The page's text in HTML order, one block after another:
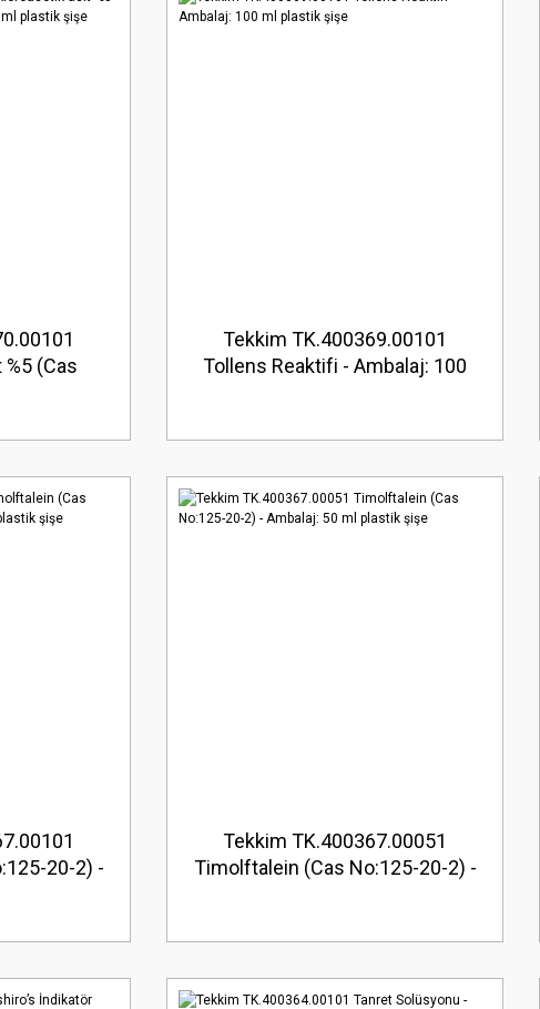
(Cas
Tekkim TK.400369.00101
Tollens Reaktifi - Ambalaj: 100
20-2) -
Tekkim TK.400367.00051
Timolftalein (Cas No:125-20-2) -